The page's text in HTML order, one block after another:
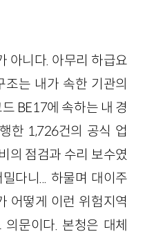
아니다. 아무리 하급요
조는 내가 속한 기관의
BE17에 속하는 내 경
한 1,726건의 공식 업
의 점검과 수리 보수였
밀다니... 하물며 대이주
어떻게 이런 위험지역
문이다. 본청은 대체